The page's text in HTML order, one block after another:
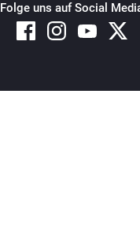
Folge uns auf Social